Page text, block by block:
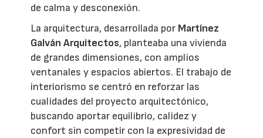
de calma y desconexión.
La arquitectura, desarrollada por Martínez
Galván Arquitectos, planteaba una vivienda
de grandes dimensiones, con amplios
ventanales y espacios abiertos. El trabajo de
interiorismo se centró en reforzar las
cualidades del proyecto arquitectónico,
buscando aportar equilibrio, calidez y
confort sin competir con la expresividad de